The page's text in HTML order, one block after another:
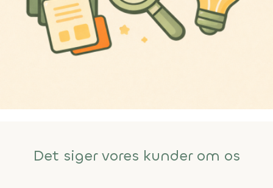
Det siger vores kunder om os